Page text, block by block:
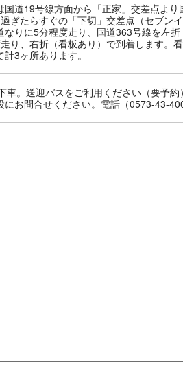
国道19号線方面から「正家」交差点より
ぎたらすぐの「下切」交差点（セブン
なりに5分程度走り、国道363号線を左折
り、右折（看板あり）で到着します。
3ヶ所あります。
車。送迎バスをご利用ください（要予約
お問合せください。電話（0573-43-